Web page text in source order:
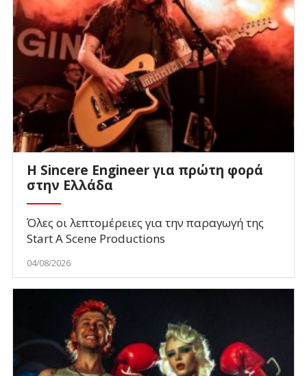
Η Sincere Engineer για πρώτη φορά
στην Ελλάδα
Όλες οι λεπτομέρειες για την παραγωγή της
Start A Scene Productions
04/08/2026